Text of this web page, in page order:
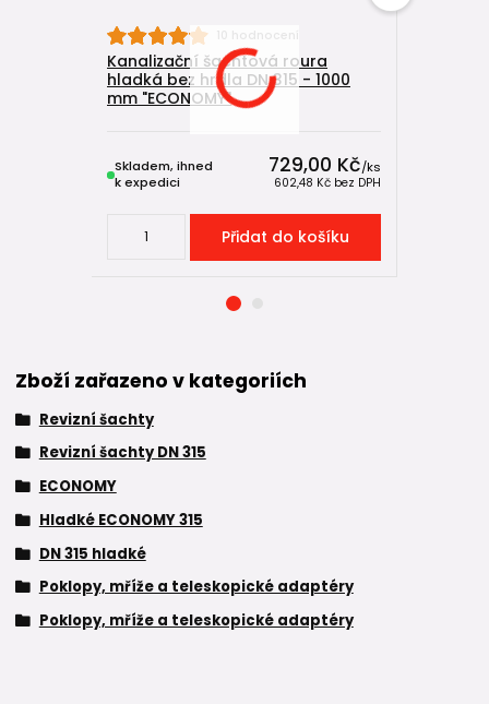
Kanalizační šachtová roura
hladká bez hrdla DN 315 - 1000
mm "ECONOMY"
729,00 Kč/ks
602,48 Kč bez DPH
Skladem, ihned
k expedici
Přidat do košíku
Zboží zařazeno v kategoriích
Revizní šachty
Revizní šachty DN 315
ECONOMY
Hladké ECONOMY 315
DN 315 hladké
Poklopy, mříže a teleskopické adaptéry
Poklopy, mříže a teleskopické adaptéry